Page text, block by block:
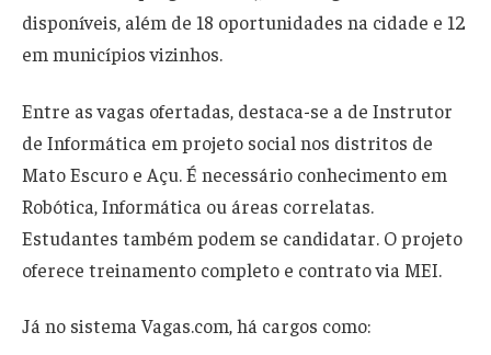
disponíveis, além de 18 oportunidades na cidade e 12
em municípios vizinhos.
Entre as vagas ofertadas, destaca-se a de Instrutor
de Informática em projeto social nos distritos de
Mato Escuro e Açu. É necessário conhecimento em
Robótica, Informática ou áreas correlatas.
Estudantes também podem se candidatar. O projeto
oferece treinamento completo e contrato via MEI.
Já no sistema Vagas.com, há cargos como: